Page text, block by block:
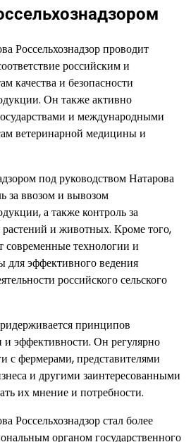
Россельхознадзор проводит
российским и
качества и безопасности
Он также активно
и международными
ветеринарной медицины и
под руководством Натарова
за ввозом и вывозом
а также контроль за
и животных. Кроме того,
современные технологии и
эффективного ведения
российского сельского
принципов
и эффективности. Он регулярно
с фермерами, представителями
и другими заинтересованными
их мнение и потребности.
Россельхознадзор стал более
органом государственного